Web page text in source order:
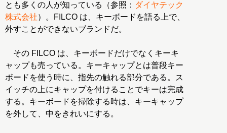
とも多くの人が知っている（参照： ダイヤテック
株式会社）。FILCO は、キーボードを語る上で、
外すことができないブランドだ。
その FILCO は、キーボードだけでなくキーキ
ャップも売っている。キーキャップとは普段キー
ボードを使う時に、指先の触れる部分である。ス
イッチの上にキャップを付けることでキーは完成
する。キーボードを掃除する時は、キーキャップ
を外して、中をきれいにする。